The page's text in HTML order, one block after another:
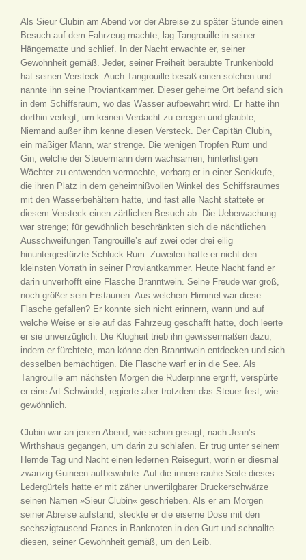
Als Sieur Clubin am Abend vor der Abreise zu später Stunde einen
Besuch auf dem Fahrzeug machte, lag Tangrouille in seiner
Hängematte und schlief. In der Nacht erwachte er, seiner
Gewohnheit gemäß. Jeder, seiner Freiheit beraubte Trunkenbold
hat seinen Versteck. Auch Tangrouille besaß einen solchen und
nannte ihn seine Proviantkammer. Dieser geheime Ort befand sich
in dem Schiffsraum, wo das Wasser aufbewahrt wird. Er hatte ihn
dorthin verlegt, um keinen Verdacht zu erregen und glaubte,
Niemand außer ihm kenne diesen Versteck. Der Capitän Clubin,
ein mäßiger Mann, war strenge. Die wenigen Tropfen Rum und
Gin, welche der Steuermann dem wachsamen, hinterlistigen
Wächter zu entwenden vermochte, verbarg er in einer Senkkufe,
die ihren Platz in dem geheimnißvollen Winkel des Schiffsraumes
mit den Wasserbehältern hatte, und fast alle Nacht stattete er
diesem Versteck einen zärtlichen Besuch ab. Die Ueberwachung
war strenge; für gewöhnlich beschränkten sich die nächtlichen
Ausschweifungen Tangrouille’s auf zwei oder drei eilig
hinuntergestürzte Schluck Rum. Zuweilen hatte er nicht den
kleinsten Vorrath in seiner Proviantkammer. Heute Nacht fand er
darin unverhofft eine Flasche Branntwein. Seine Freude war groß,
noch größer sein Erstaunen. Aus welchem Himmel war diese
Flasche gefallen? Er konnte sich nicht erinnern, wann und auf
welche Weise er sie auf das Fahrzeug geschafft hatte, doch leerte
er sie unverzüglich. Die Klugheit trieb ihn gewissermaßen dazu,
indem er fürchtete, man könne den Branntwein entdecken und sich
desselben bemächtigen. Die Flasche warf er in die See. Als
Tangrouille am nächsten Morgen die Ruderpinne ergriff, verspürte
er eine Art Schwindel, regierte aber trotzdem das Steuer fest, wie
gewöhnlich.
Clubin war an jenem Abend, wie schon gesagt, nach Jean’s
Wirthshaus gegangen, um darin zu schlafen. Er trug unter seinem
Hemde Tag und Nacht einen ledernen Reisegurt, worin er diesmal
zwanzig Guineen aufbewahrte. Auf die innere rauhe Seite dieses
Ledergürtels hatte er mit zäher unvertilgbarer Druckerschwärze
seinen Namen »Sieur Clubin« geschrieben. Als er am Morgen
seiner Abreise aufstand, steckte er die eiserne Dose mit den
sechszigtausend Francs in Banknoten in den Gurt und schnallte
diesen, seiner Gewohnheit gemäß, um den Leib.